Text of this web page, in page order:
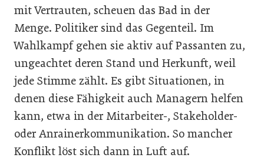
mit Vertrauten, scheuen das Bad in der
Menge. Politiker sind das Gegenteil. Im
Wahlkampf gehen sie aktiv auf Passanten zu,
ungeachtet deren Stand und Herkunft, weil
jede Stimme zählt. Es gibt Situationen, in
denen diese Fähigkeit auch Managern helfen
kann, etwa in der Mitarbeiter-, Stakeholder-
oder Anrainerkommunikation. So mancher
Konflikt löst sich dann in Luft auf.